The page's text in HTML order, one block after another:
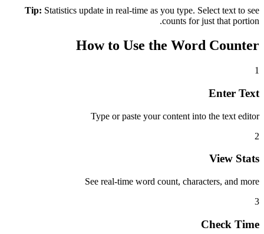
Tip: Statistics update in real-time as you type. Select text to see
counts for just that portion.
How to Use the Word Counter
1
Enter Text
Type or paste your content into the text editor
2
View Stats
See real-time word count, characters, and more
3
Check Time